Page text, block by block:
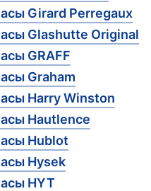
Girard Perregaux
Glashutte Original
GRAFF
Graham
Harry Winston
Hautlence
Hublot
Hysek
HYT